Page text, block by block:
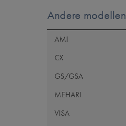
Andere modellen
AMI
CX
GS/GSA
MEHARI
VISA